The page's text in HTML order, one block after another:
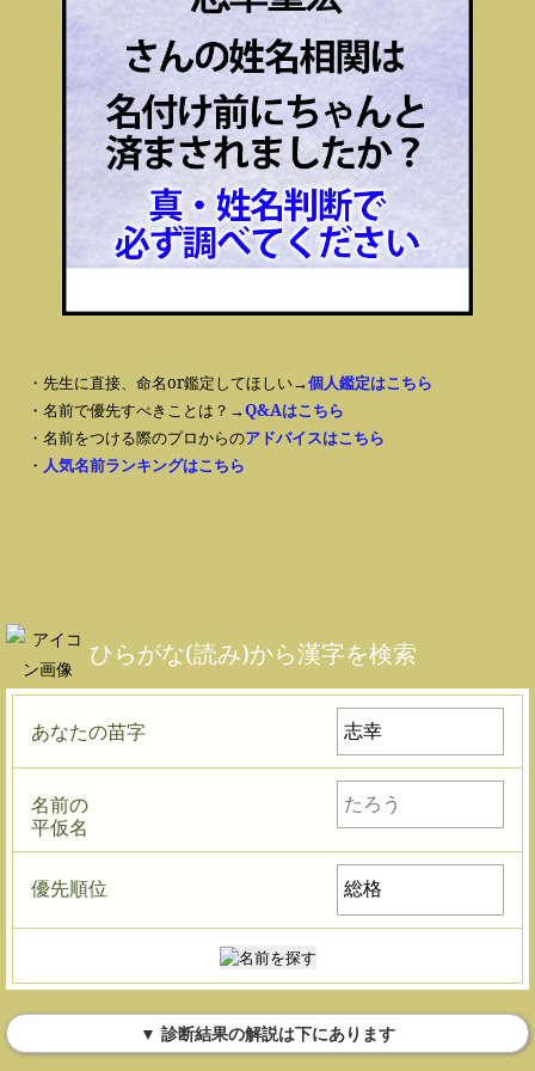
・先生に直接、命名or鑑定してほしい→個人鑑定はこちら
・名前で優先すべきことは？→Q&Aはこちら
・名前をつける際のプロからのアドバイスはこちら
・ 人気名前ランキングはこちら
ひらがな(読み)から漢字を検索
あなたの苗字
名前の
平仮名
優先順位
▼ 診断結果の解説は下にあります